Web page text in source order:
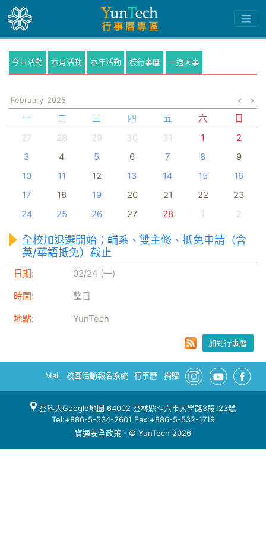
今日活動 本月活動 本年活動 校行事曆 一週大事
February 2025 < >
一 二 三 四 五 六
日
27
28 29 30 31 1
2
3
4 5 6 7 8
9
10
11 12 13 14 15
16
17
18 19 20 21 22
23
24
25 26 27 28 1 2
全校加退選開始；輔系、雙主修、抵免申請（含
英/華語抵免）截止
日期:
02/24 (一)
時間:
整日
地點:
YunTech
加到行事曆
Mail 校園活動報名系統 行事曆 捐贈
雲科大Google地圖 64002 雲林縣斗六市大學路3段123號
Tel:+886-5-534-2601 Fax:+886-5-532-1719
資通安全政策 ．© YunTech 2026